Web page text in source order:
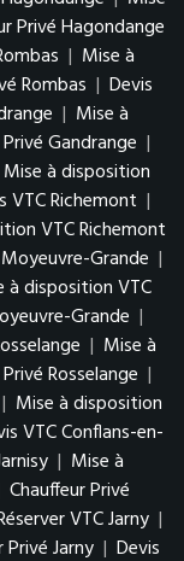
Privé Hagondange
| Mise à
Rombas | Devis
| Mise à
Gandrange |
Mise à disposition
VTC Richemont |
VTC Richemont
Grande |
à disposition VTC
Grande |
| Mise à
Rosselange |
| Mise à disposition
VTC Conflans-en-
| Mise à
Chauffeur Privé
VTC Jarny |
Privé Jarny | Devis